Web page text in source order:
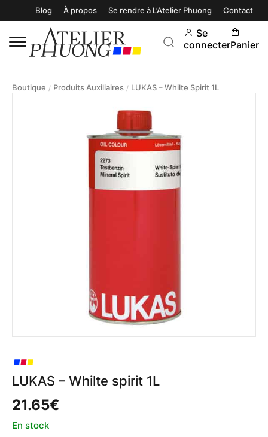
Blog À propos Se rendre à L’Atelier Phuong Contact
Se
connecterPanier
Boutique / Produits Auxiliaires / LUKAS – Whilte Spirit 1L
LUKAS – Whilte spirit 1L
21.65€
En stock